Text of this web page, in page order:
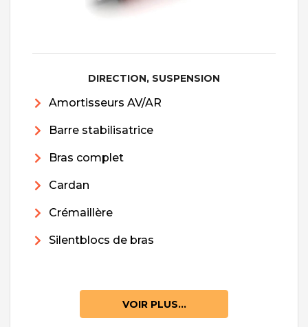
DIRECTION, SUSPENSION
Amortisseurs AV/AR
Barre stabilisatrice
Bras complet
Cardan
Crémaillère
Silentblocs de bras
VOIR PLUS...